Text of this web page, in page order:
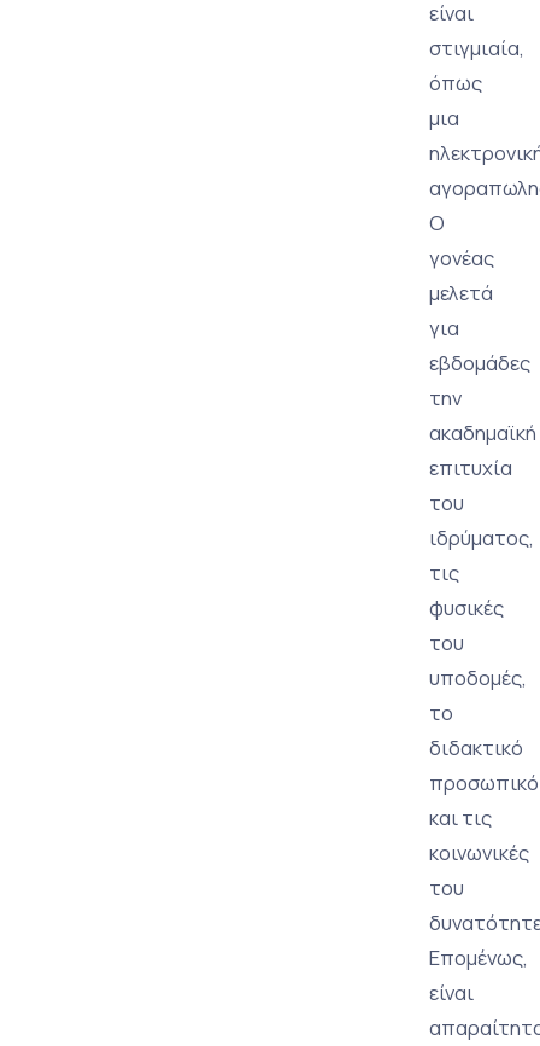
είναι
στιγμιαία,
όπως
μια
Ο
γονέας
μελετά
για
εβδομάδες
την
ακαδημαϊκή
επιτυχία
του
ιδρύματος,
τις
φυσικές
του
υποδομές,
το
διδακτικό
προσωπικό
και τις
κοινωνικές
του
Επομένως,
είναι